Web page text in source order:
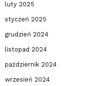
luty 2025
styczeń 2025
grudzień 2024
listopad 2024
październik 2024
wrzesień 2024